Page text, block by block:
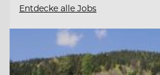
Entdecke alle Jobs